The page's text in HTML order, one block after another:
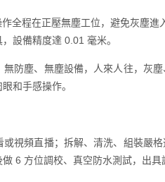
全程在正壓無塵工位，避免灰塵
設備精度達 0.01 毫米。
防塵、無塵設備，人來人往，灰
和手感操作。
視頻直播；拆解、清洗、組裝嚴
6 方位調校、真空防水測試，出具